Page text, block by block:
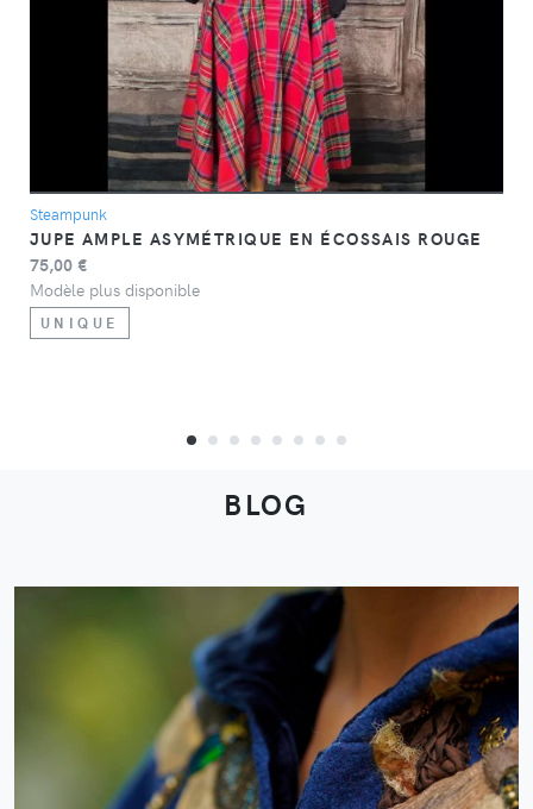
Steampunk
JUPE AMPLE ASYMÉTRIQUE EN ÉCOSSAIS ROUGE
75,00 €
Modèle plus disponible
UNIQUE
BLOG